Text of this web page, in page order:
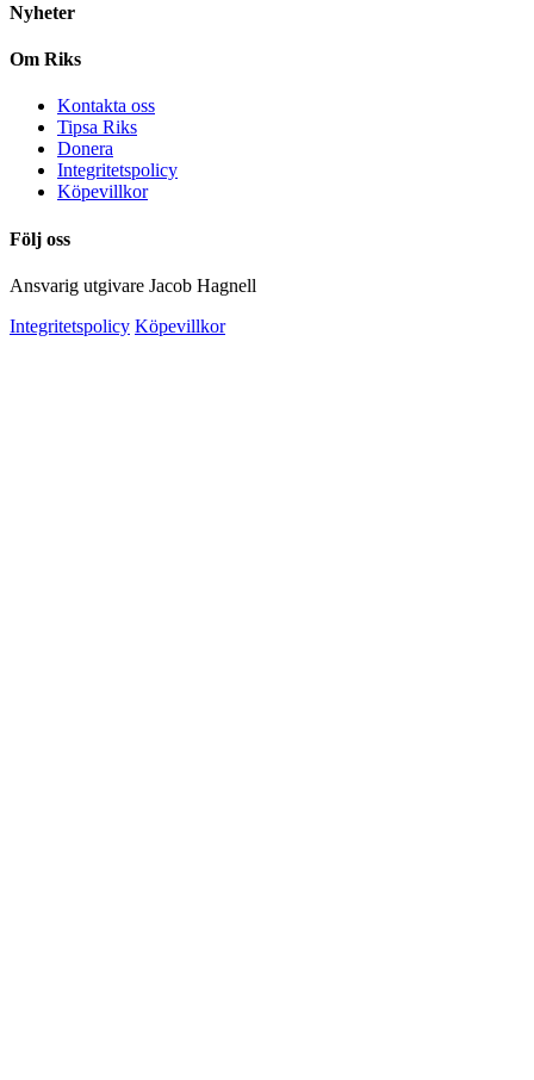
Nyheter
Om Riks
Kontakta oss
Tipsa Riks
Donera
Integritetspolicy
Köpevillkor
Följ oss
Ansvarig utgivare Jacob Hagnell
Integritetspolicy Köpevillkor